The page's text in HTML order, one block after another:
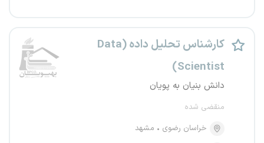
کارشناس تحلیل داده (Data
Scientist)
دانش بنیان به پویان
منقضی شده
خراسان رضوی
مشهد